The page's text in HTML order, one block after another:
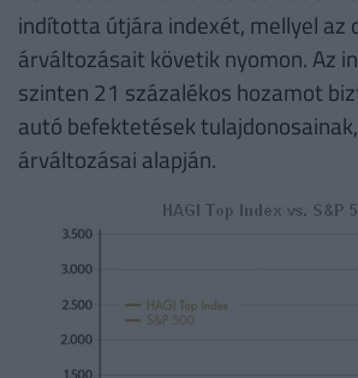
indította útjára indexét, mellyel az
árváltozásait követik nyomon. Az
szinten 21 százalékos hozamot
autó befektetések
árváltozásai alapján.